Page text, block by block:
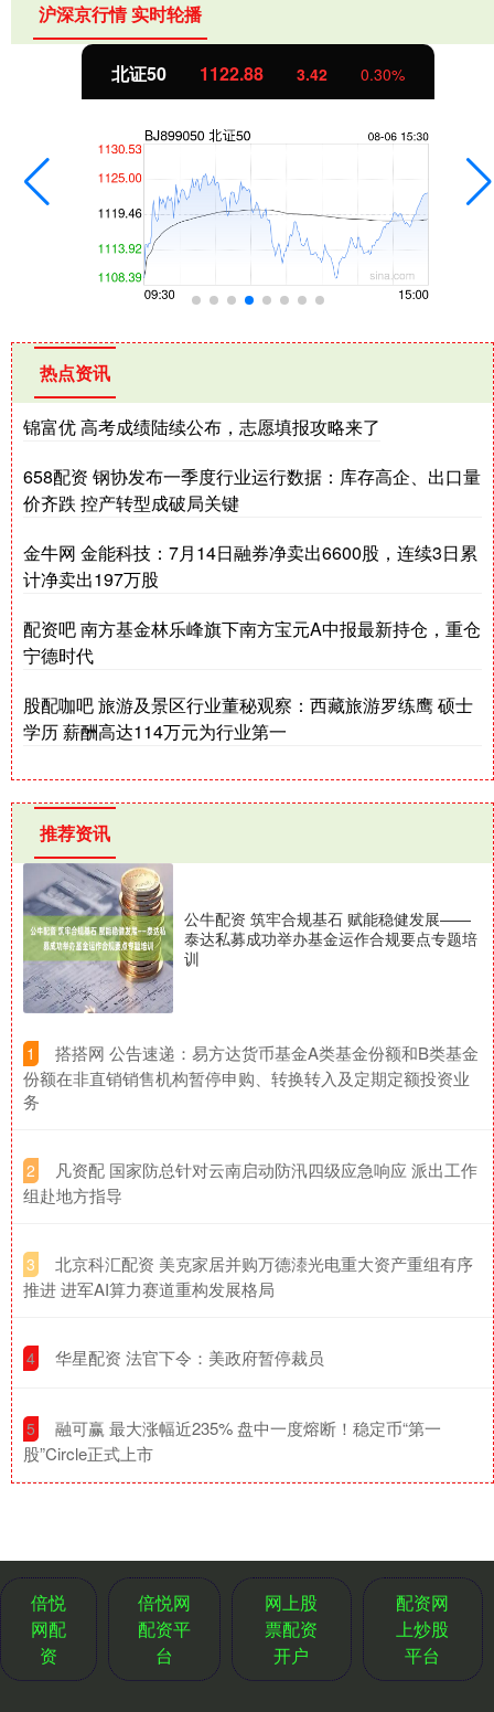
沪深京行情 实时轮播
北证50 1122.88 3.42 0.30%
热点资讯
锦富优 高考成绩陆续公布，志愿填报攻略来了
658配资 钢协发布一季度行业运行数据：库存高企、出口量
价齐跌 控产转型成破局关键
金牛网 金能科技：7月14日融券净卖出6600股，连续3日累
计净卖出197万股
配资吧 南方基金林乐峰旗下南方宝元A中报最新持仓，重仓
宁德时代
股配咖吧 旅游及景区行业董秘观察：西藏旅游罗练鹰 硕士
学历 薪酬高达114万元为行业第一
推荐资讯
公牛配资 筑牢合规基石 赋能稳健发展——
泰达私募成功举办基金运作合规要点专题培
训
1
​搭搭网 公告速递：易方达货币基金A类基金份额和B类基金
份额在非直销销售机构暂停申购、转换转入及定期定额投资业
务
2
​凡资配 国家防总针对云南启动防汛四级应急响应 派出工作
组赴地方指导
3
​北京科汇配资 美克家居并购万德溙光电重大资产重组有序
推进 进军AI算力赛道重构发展格局
4 ​华星配资 法官下令：美政府暂停裁员
5
​融可赢 最大涨幅近235% 盘中一度熔断！稳定币“第一
股”Circle正式上市
倍悦
网配
资
倍悦网
配资平
台
网上股
票配资
开户
配资网
上炒股
平台